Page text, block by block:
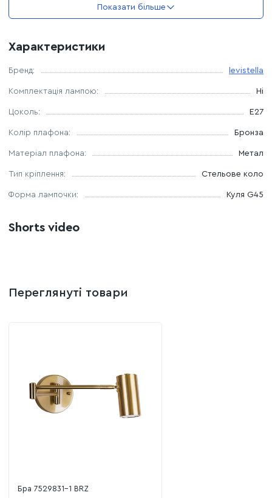
Колір кріплення: бронзаПоказати більше
Характеристики
Бренд: levistella
Комплектація лампою: Ні
Цоколь: E27
Колір плафона: Бронза
Матеріал плафона: Метал
Тип кріплення: Стельове коло
Форма лампочки: Куля G45
Shorts video
Переглянуті товари
Бра 7529831-1 BRZ